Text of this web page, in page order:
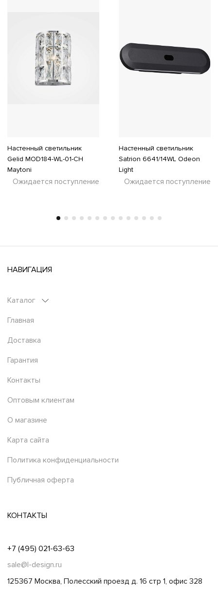
Настенный светильник
Gelid MOD184-WL-01-CH
Maytoni
Ожидается поступление
Настенный светильник
Satrion 6641/14WL Odeon
Light
Ожидается поступление
НАВИГАЦИЯ
Каталог
Главная
Доставка
Гарантия
Контакты
Оптовым клиентам
О магазине
Карта сайта
Политика конфиденциальности
Публичная оферта
КОНТАКТЫ
+7 (495) 021-63-63
sale@l-design.ru
125367 Москва, Полесский проезд д. 16 стр 1, офис 328